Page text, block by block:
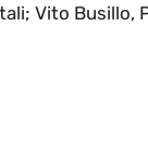
Vito Busillo,